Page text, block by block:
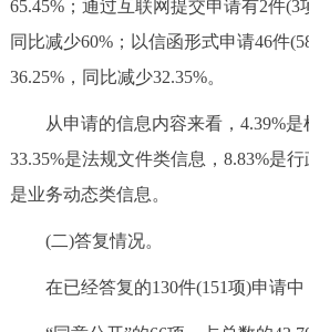
65.45%；通过互联网提交申请有2件(3
同比减少60%；以信函形式申请46件
36.25%，同比减少32.35%。
从申请的信息内容来看，4.39%是
33.35%是法规文件类信息，8.83%是
是业务动态类信息。
(二)答复情况。
在已经答复的130件(151项)申请中